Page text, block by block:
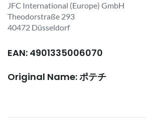
JFC International (Europe) GmbH
Theodorstraße 293
40472 Düsseldorf
EAN: 4901335006070
Original Name: ポテチ